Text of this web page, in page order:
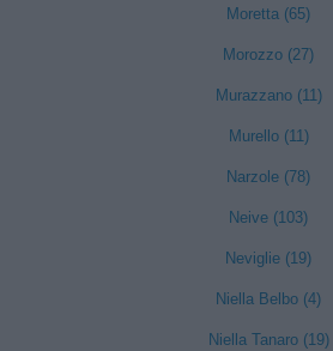
Moretta (65)
Morozzo (27)
Murazzano (11)
Murello (11)
Narzole (78)
Neive (103)
Neviglie (19)
Niella Belbo (4)
Niella Tanaro (19)